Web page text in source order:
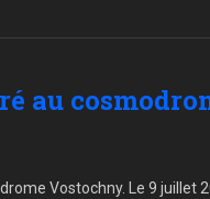
au
Vostochny. Le 9